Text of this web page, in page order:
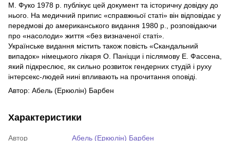
М. Фуко 1978 р. публікує цей документ та історичну довідку до
нього. На медичний припис «справжньої статі» він відповідає у
передмові до американського видання 1980 р., розповідаючи
про «насолоди» життя «без визначеної статі».
Українське видання містить також повість «Скандальний
випадок» німецького лікаря О. Паніцци і післямову Е. Фассена,
який підкреслює, як сильно розвиток гендерних студій і руху
інтерсекс-людей нині впливають на прочитання оповіді.
Автор: Абель (Еркюлін) Барбен
Характеристики
Автор
Абель (Еркюлін) Барбен